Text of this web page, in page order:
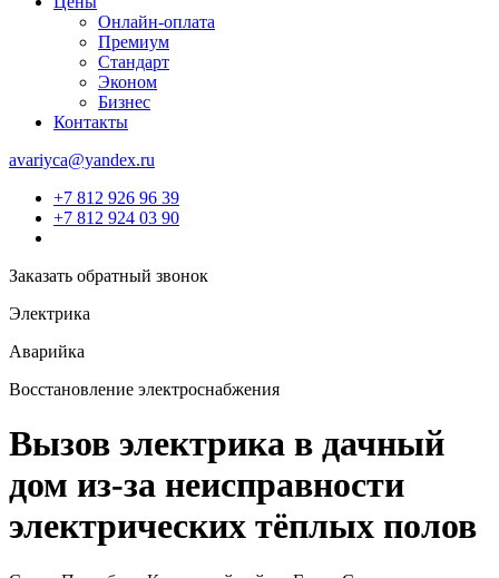
Онлайн-оплата
Премиум
Стандарт
Эконом
Бизнес
Контакты
avariyca@yandex.ru
+7 812 926 96 39
+7 812 924 03 90
Заказать обратный звонок
Электрика
Аварийка
Восстановление электроснабжения
Вызов электрика в дачный
дом из-за неисправности
электрических тёплых полов